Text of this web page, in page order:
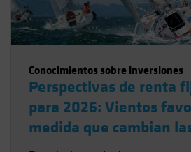
Conocimientos sobre inversiones
Perspectivas de renta
para 2026: Vientos
medida que cambian